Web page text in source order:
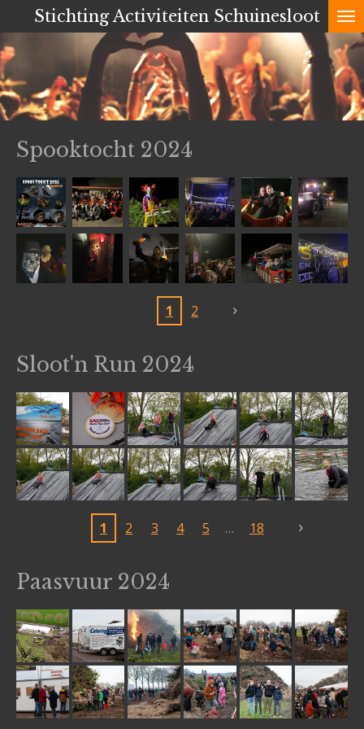
naar
de
hoofdinhoud
Stichting Activiteiten Schuinesloot
Spooktocht 2024
1 2
Sloot'n Run 2024
1 2 3 4 5 18
Paasvuur 2024